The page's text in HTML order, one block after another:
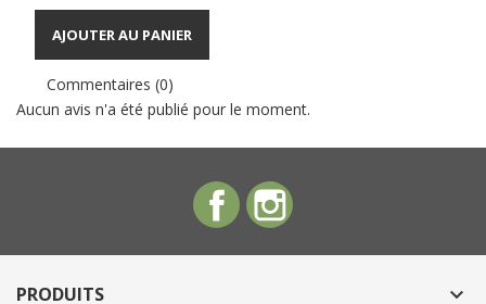
AJOUTER AU PANIER
Commentaires (0)
Aucun avis n'a été publié pour le moment.
Facebook
PRODUITS 